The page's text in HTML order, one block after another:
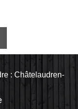
: Châtelaudren-